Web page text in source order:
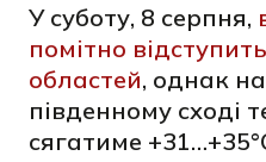
У суботу, 8 серпня,
помітно
областей, однак
південному сході
сягатиме